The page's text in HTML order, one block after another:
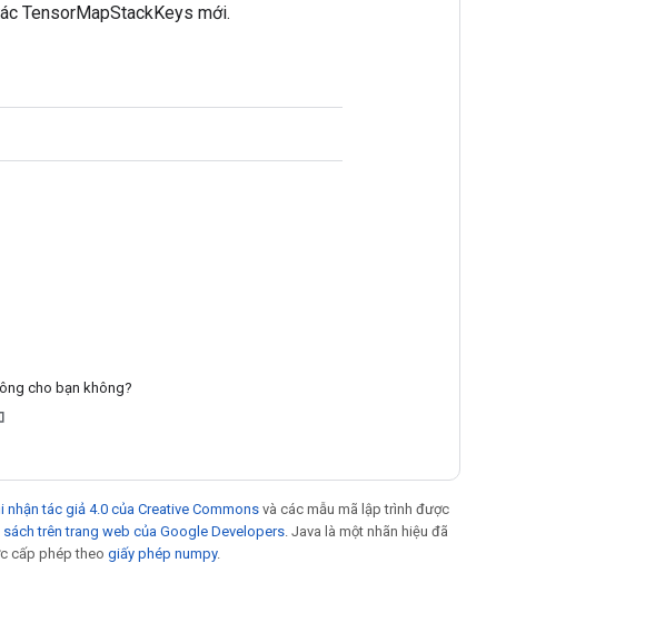
TensorMapStackKeys mới.
cho bạn không?
nhận tác giả 4.0 của Creative Commons và các mẫu mã lập trình được
sách trên trang web của Google Developers . Java là một nhãn hiệu đã
cấp phép theo giấy phép numpy.